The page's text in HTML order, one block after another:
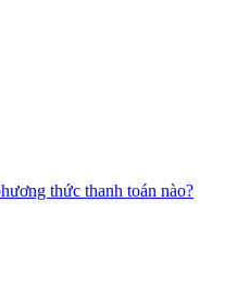
thức thanh toán nào?